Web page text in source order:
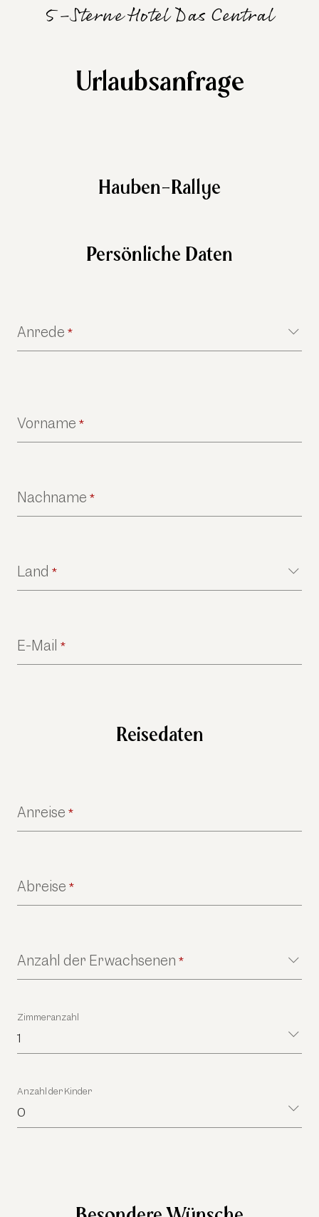
5-Sterne Hotel Das Central
Urlaubsanfrage
Hauben-Rallye
Persönliche Daten
Anrede *
Vorname *
Nachname *
Land *
E-Mail *
Reisedaten
Anreise *
Abreise *
Anzahl der Erwachsenen *
Zimmeranzahl
1
Anzahl der Kinder
0